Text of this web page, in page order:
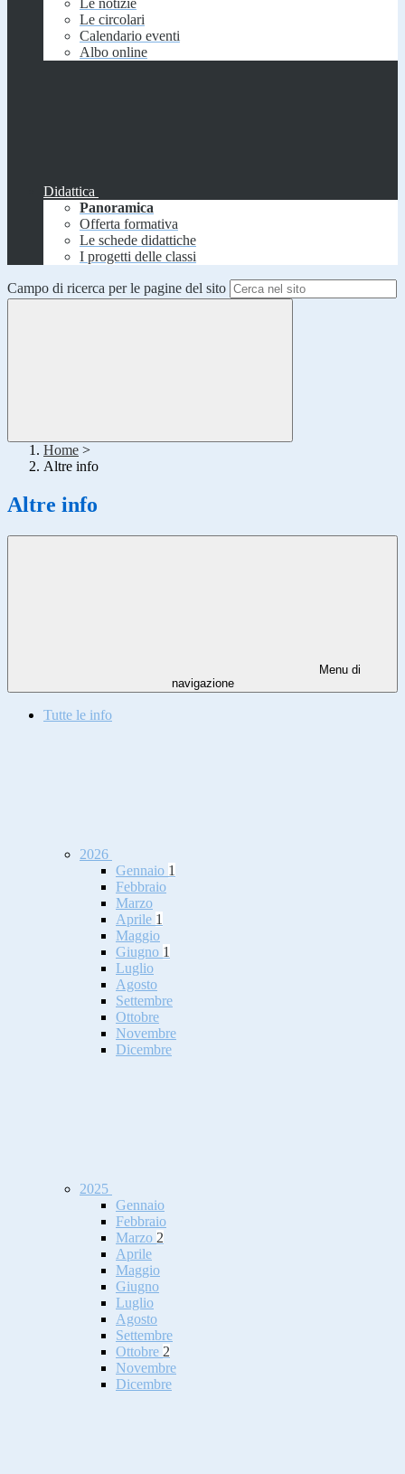
Le notizie
Le circolari
Calendario eventi
Albo online
Didattica
Panoramica
Offerta formativa
Le schede didattiche
I progetti delle classi
Campo di ricerca per le pagine del sito
Home >
Altre info
Altre info
Menu di
navigazione
Tutte le info
2026
Gennaio 1
Febbraio
Marzo
Aprile 1
Maggio
Giugno 1
Luglio
Agosto
Settembre
Ottobre
Novembre
Dicembre
2025
Gennaio
Febbraio
Marzo 2
Aprile
Maggio
Giugno
Luglio
Agosto
Settembre
Ottobre 2
Novembre
Dicembre